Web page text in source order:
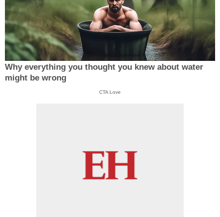
Why everything you thought you knew about water
might be wrong
CTA Love